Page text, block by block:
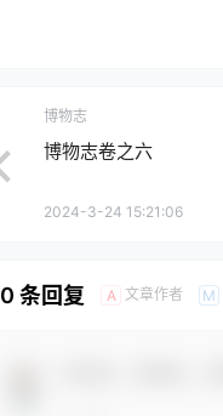
博物志
博物志卷之六
2024-3-24 15:21:06
0 条回复 A 文章作者 M